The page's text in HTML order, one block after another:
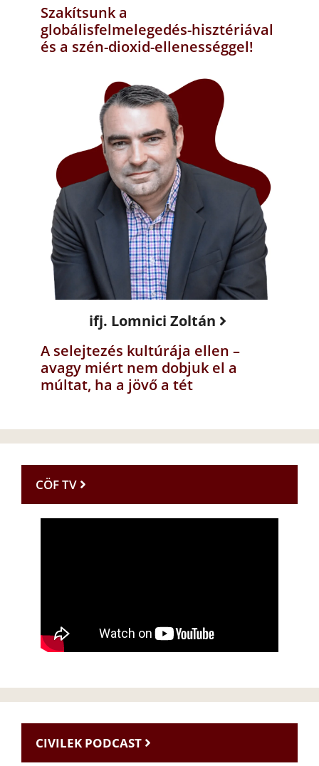
Szakítsunk a
globálisfelmelegedés-hisztériával
és a szén-dioxid-ellenességgel!
ifj. Lomnici Zoltán
A selejtezés kultúrája ellen –
avagy miért nem dobjuk el a
múltat, ha a jövő a tét
CÖF TV
CIVILEK PODCAST